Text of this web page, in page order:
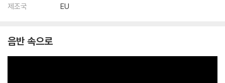
제조국
EU
음반 속으로